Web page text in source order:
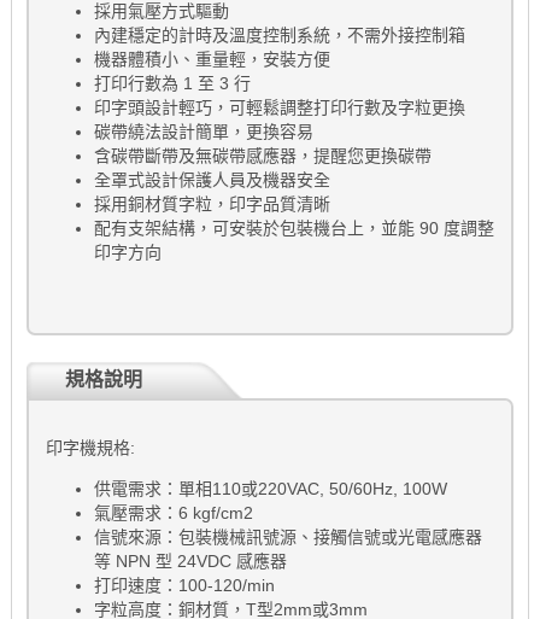
採用氣壓方式驅動
內建穩定的計時及溫度控制系統，不需外接控制箱
機器體積小、重量輕，安裝方便
打印行數為 1 至 3 行
印字頭設計輕巧，可輕鬆調整打印行數及字粒更換
碳帶繞法設計簡單，更換容易
含碳帶斷帶及無碳帶感應器，提醒您更換碳帶
全罩式設計保護人員及機器安全
採用銅材質字粒，印字品質清晰
配有支架結構，可安裝於包裝機台上，並能 90 度調整
印字方向
規格說明
印字機規格:
供電需求：單相110或220VAC, 50/60Hz, 100W
氣壓需求：6 kgf/cm2
信號來源：包裝機械訊號源、接觸信號或光電感應器
等 NPN 型 24VDC 感應器
打印速度：100-120/min
字粒高度：銅材質，T型2mm或3mm